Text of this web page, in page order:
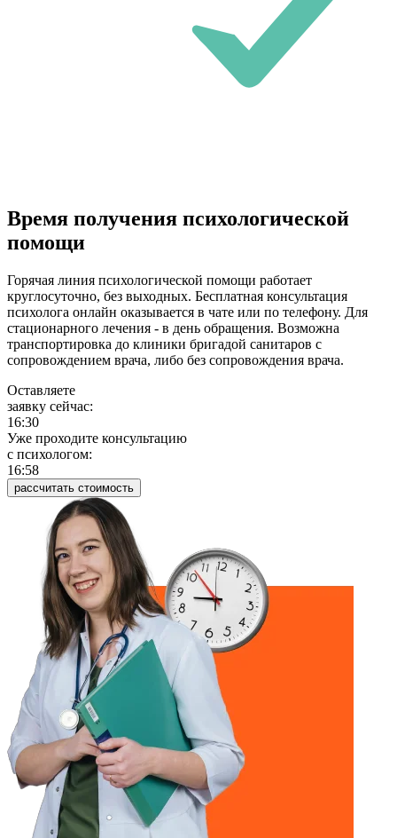
Время получения психологической
помощи
Горячая линия психологической помощи работает
круглосуточно, без выходных. Бесплатная консультация
психолога онлайн оказывается в чате или по телефону. Для
стационарного лечения - в день обращения. Возможна
транспортировка до клиники бригадой санитаров с
сопровождением врача, либо без сопровождения врача.
Оставляете
заявку сейчас:
16:30
Уже проходите консультацию
c психологом:
16:58
рассчитать стоимость